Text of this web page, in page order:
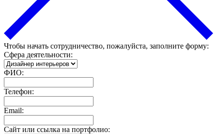
Чтобы начать сотрудничество, пожалуйста, заполните форму:
Сфера деятельности:
ФИО:
Телефон:
Email:
Сайт или ссылка на портфолио: